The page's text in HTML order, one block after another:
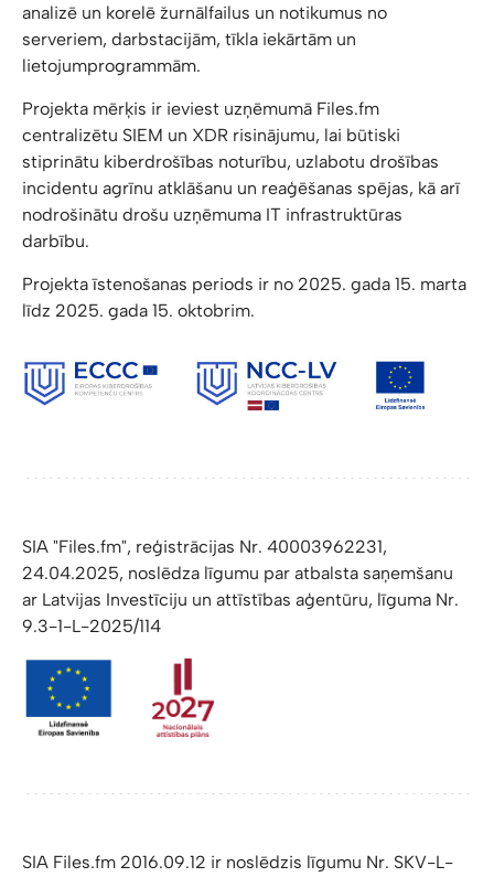
analizē un korelē žurnālfailus un notikumus no
serveriem, darbstacijām, tīkla iekārtām un
lietojumprogrammām.
Projekta mērķis ir ieviest uzņēmumā Files.fm
centralizētu SIEM un XDR risinājumu, lai būtiski
stiprinātu kiberdrošības noturību, uzlabotu drošības
incidentu agrīnu atklāšanu un reaģēšanas spējas, kā arī
nodrošinātu drošu uzņēmuma IT infrastruktūras
darbību.
Projekta īstenošanas periods ir no 2025. gada 15. marta
līdz 2025. gada 15. oktobrim.
SIA "Files.fm", reģistrācijas Nr. 40003962231,
24.04.2025, noslēdza līgumu par atbalsta saņemšanu
ar Latvijas Investīciju un attīstības aģentūru, līguma Nr.
9.3-1-L-2025/114
SIA Files.fm 2016.09.12 ir noslēdzis līgumu Nr. SKV-L-